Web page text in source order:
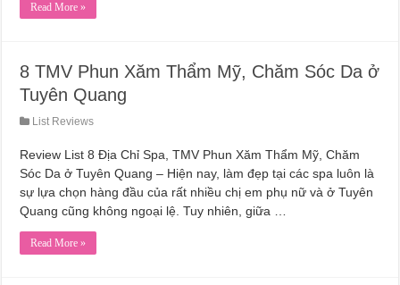
Read More »
8 TMV Phun Xăm Thẩm Mỹ, Chăm Sóc Da ở
Tuyên Quang
List Reviews
Review List 8 Địa Chỉ Spa, TMV Phun Xăm Thẩm Mỹ, Chăm
Sóc Da ở Tuyên Quang – Hiện nay, làm đẹp tại các spa luôn là
sự lựa chọn hàng đầu của rất nhiều chị em phụ nữ và ở Tuyên
Quang cũng không ngoại lệ. Tuy nhiên, giữa …
Read More »